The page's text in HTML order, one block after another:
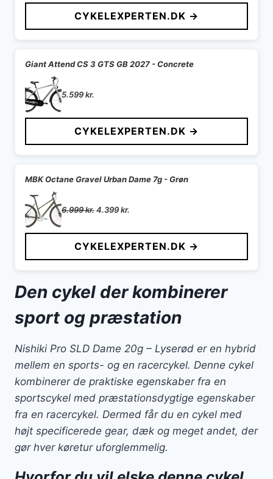
CYKELEXPERTEN.DK →
Giant Attend CS 3 GTS GB 2027 - Concrete
5.599kr.
CYKELEXPERTEN.DK →
MBK Octane Gravel Urban Dame 7g - Grøn
6.999kr.Den
pris
var:
6.999 kr..
4.399kr.
pris
er:
4.399 kr..
CYKELEXPERTEN.DK →
Den cykel der kombinerer
sport og præstation
Nishiki Pro SLD Dame 20g – Lyserød er en hybrid
mellem en sports- og en racercykel. Denne cykel
kombinerer de praktiske egenskaber fra en
sportscykel med præstationsdygtige egenskaber
fra en racercykel. Dermed får du en cykel med
højt specificerede gear, dæk og meget andet, der
gør hver køretur uforglemmelig.